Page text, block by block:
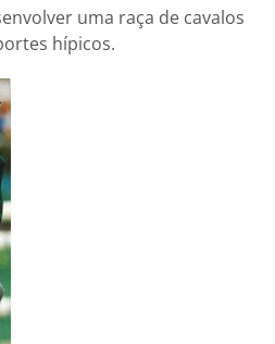
uma raça de cavalos
hípicos.